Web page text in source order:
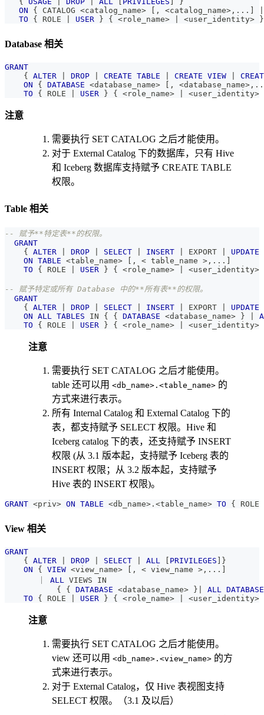
ON { CATALOG <catalog_name> [ , <catalog_name> , . . . ]
TO { ROLE USER } { <role_name> <user_identity>
Database 相关
GRANT
    {
ALTER DROP CREATE TABLE CREATE VIEW
ON { DATABASE <database_name> , <database_name> , . .
TO { ROLE USER } { <role_name> <user_identity>
注意
需要执行 SET CATALOG 之后才能使用。
对于 External Catalog 下的数据库，只有 Hive
和 Iceberg 数据库支持赋予 CREATE TABLE
权限。
Table 相关
-- 赋予**特定表**的权限。
GRANT
    {
ALTER DROP SELECT INSERT EXPORT
UPDATE
ON TABLE <table_name> , < table_name > , . . .
TO { ROLE USER } { <role_name> <user_identity>
-- 赋予特定或所有 Database 中的**所有表**的权限。
GRANT
    {
ALTER DROP SELECT INSERT EXPORT
UPDATE
ON ALL TABLES IN { { DATABASE <database_name> }
TO { ROLE USER } { <role_name> <user_identity>
注意
需要执行 SET CATALOG 之后才能使用。
table 还可以用 <db_name>.<table_name> 的
方式来进行表示。
所有 Internal Catalog 和 External Catalog 下的
表，都支持赋予 SELECT 权限。Hive 和
Iceberg catalog 下的表，还支持赋予 INSERT
权限 (从 3.1 版本起，支持赋予 Iceberg 表的
INSERT 权限；从 3.2 版本起，支持赋予
Hive 表的 INSERT 权限)。
GRANT <priv> ON TABLE <db_name> . <table_name> TO { ROLE
View 相关
GRANT
    {
ALTER DROP SELECT ALL PRIVILEGES
}
ON { VIEW <view_name> , < view_name > , . . .
ALL VIEWS IN
           { {
DATABASE <database_name> } ALL
TO { ROLE USER } { <role_name> <user_identity>
注意
需要执行 SET CATALOG 之后才能使用。
view 还可以用 <db_name>.<view_name> 的方
式来进行表示。
对于 External Catalog，仅 Hive 表视图支持
SELECT 权限。（3.1 及以后）